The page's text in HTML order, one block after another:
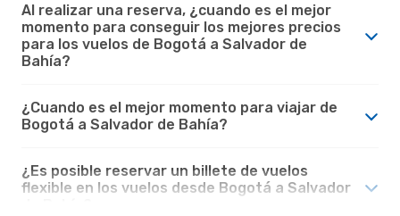
Al realizar una reserva, ¿cuando es el mejor
momento para conseguir los mejores precios
para los vuelos de Bogotá a Salvador de
Bahía?
¿Cuando es el mejor momento para viajar de
Bogotá a Salvador de Bahía?
¿Es posible reservar un billete de vuelos
flexible en los vuelos desde Bogotá a Salvador